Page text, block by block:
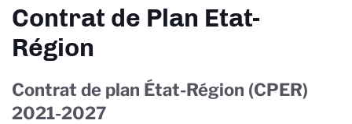
Contrat de Plan Etat-
Région
Contrat de plan État-Région (CPER)
2021-2027